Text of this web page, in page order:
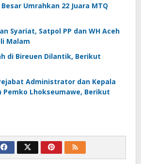
Umrahkan 22 Juara MTQ
Syariat, Satpol PP dan WH Aceh
Malam
di Bireuen Dilantik, Berikut
Administrator dan Kepala
Pemko Lhokseumawe, Berikut